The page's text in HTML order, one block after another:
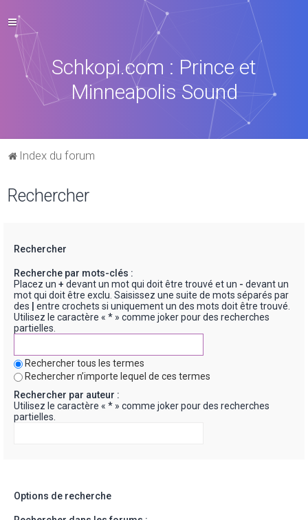
Schkopi.com : Prince et
Minneapolis Sound
Index du forum
Rechercher
Rechercher
Recherche par mots-clés :
Placez un + devant un mot qui doit être trouvé et un - devant un
mot qui doit être exclu. Saisissez une suite de mots séparés par
des
entre crochets si uniquement un des mots doit être trouvé.
Utilisez le caractère « * » comme joker pour des recherches
partielles.
Rechercher tous les termes
Rechercher n’importe lequel de ces termes
Rechercher par auteur :
Utilisez le caractère « * » comme joker pour des recherches
partielles.
Options de recherche